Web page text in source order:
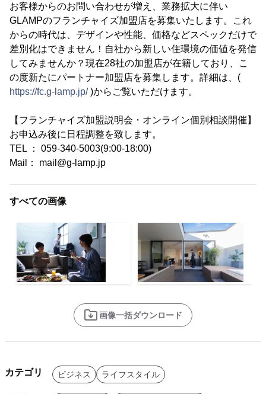
お客様からのお問い合わせが増え、業務拡大に伴い
GLAMPのフランチャイズ加盟店を募集いたします。これ
からの時代は、デザインや性能、価格などスペックだけで
差別化はできません！自社から新しい住環境の価値を発信
してみませんか？現在28社の加盟店が在籍しており、こ
の度新たにパートナー加盟店を募集します。詳細は、(
https://fc.g-lamp.jp/)からご覧いただけます。
【フランチャイズ加盟説明会・オンライン個別相談開催】
お申込み後に日程調整を致します。
TEL ： 059-340-5003(9:00-18:00)
Mail： mail@g-lamp.jp
すべての画像
画像一括ダウンロード
カテゴリ ビジネス ライフスタイル